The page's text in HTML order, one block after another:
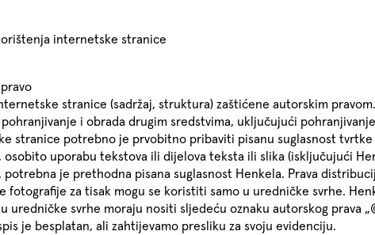
internetske stranice
stranice (sadržaj, struktura) zaštićene autorskim
i obrada drugim sredstvima, uključujući
stranice potrebno je prvobitno pribaviti pisanu suglasnost tvrtke
osobito uporabu tekstova ili dijelova teksta ili slika (isključujući
je prethodna pisana suglasnost Henkela. Prava
fotografije za tisak mogu se koristiti samo u uredničke svrhe.
uredničke svrhe moraju nositi sljedeću oznaku autorskog prava
je besplatan, ali zahtijevamo presliku za svoju evidenciju.